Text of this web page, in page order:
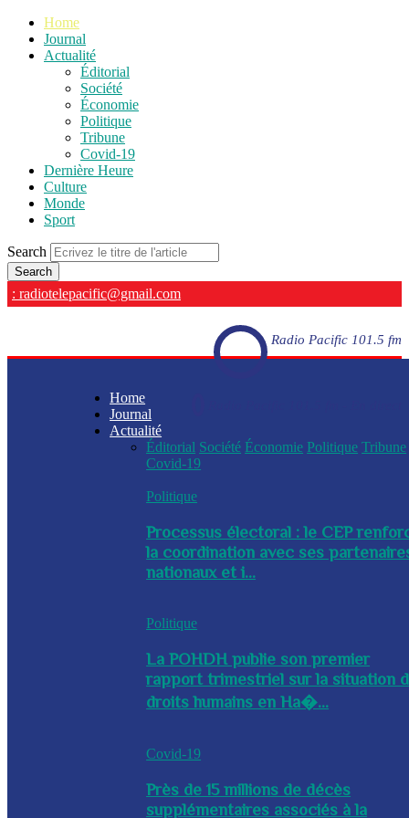
Home
Journal
Actualité
Éditorial
Société
Économie
Politique
Tribune
Covid-19
Dernière Heure
Culture
Monde
Sport
Search
: radiotelepacific@gmail.com
Radio Pacific 101.5 fm
Home
Journal
Actualité
Éditorial Société Économie Politique Tribune
Covid-19
Politique
Processus électoral : le CEP
la coordination avec ses
nationaux et i...
Politique
La POHDH publie son premier
rapport trimestriel sur la situation
droits humains en Ha�...
Covid-19
Près de 15 millions de décès
supplémentaires associés à la